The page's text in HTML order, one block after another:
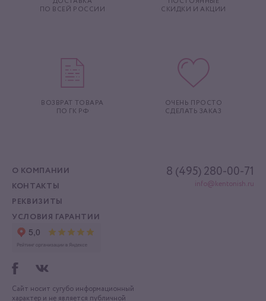
ПО ВСЕЙ РОССИИ
СКИДКИ И АКЦИИ
ВОЗВРАТ ТОВАРА
ПО ГК РФ
ОЧЕНЬ ПРОСТО
СДЕЛАТЬ ЗАКАЗ
Сайт носит сугубо информационный
характер и не является публичной
О КОМПАНИИ
КОНТАКТЫ
РЕКВИЗИТЫ
УСЛОВИЯ ГАРАНТИИ
8 (495) 280-00-71
info@kentonish.ru